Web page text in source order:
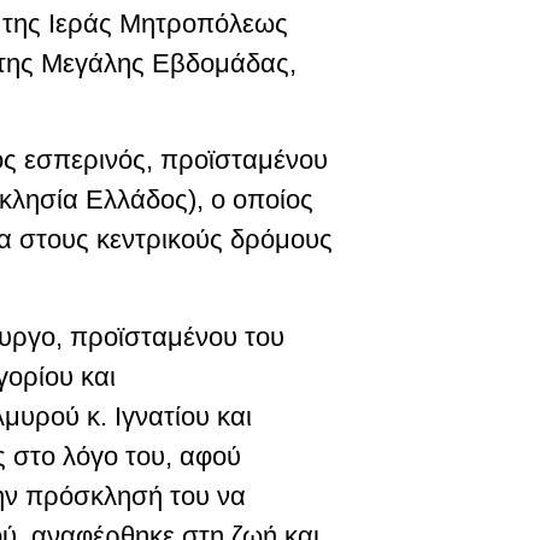
Ιεράς Μητροπόλεως
Μεγάλης Εβδομάδας,
εσπερινός, προϊσταμένου
Ελλάδος), ο οποίος
στους κεντρικούς δρόμους
προϊσταμένου του
και
κ. Ιγνατίου και
στο λόγο του, αφού
πρόσκλησή του να